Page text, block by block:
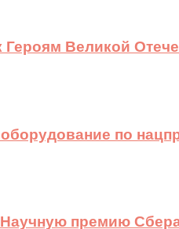
Великой
по
премию